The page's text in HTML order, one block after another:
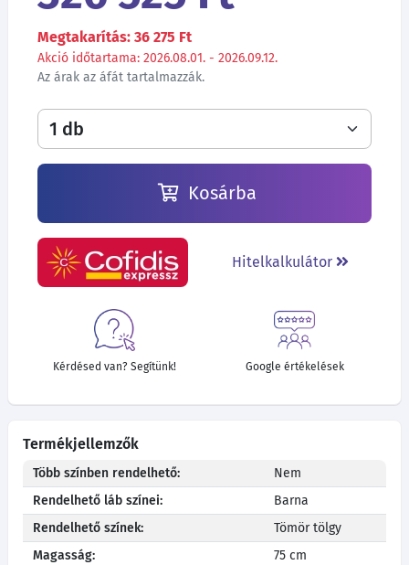
Megtakarítás: 36 275 Ft
Akció időtartama: 2026.08.01. - 2026.09.12.
Az árak az áfát tartalmazzák.
Kosárba
Hitelkalkulátor
Kérdésed van? Segítünk! Google értékelések
Termékjellemzők
Több színben rendelhető:
Nem
Rendelhető láb színei:
Barna
Rendelhető színek:
Tömör tölgy
Magasság:
75 cm